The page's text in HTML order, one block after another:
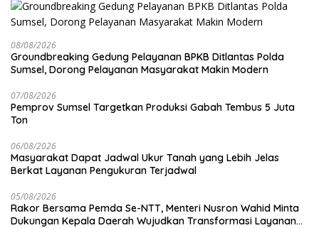
08/08/2026
Groundbreaking Gedung Pelayanan BPKB Ditlantas Polda
Sumsel, Dorong Pelayanan Masyarakat Makin Modern
07/08/2026
Pemprov Sumsel Targetkan Produksi Gabah Tembus 5 Juta
Ton
06/08/2026
Masyarakat Dapat Jadwal Ukur Tanah yang Lebih Jelas
Berkat Layanan Pengukuran Terjadwal
05/08/2026
Rakor Bersama Pemda Se-NTT, Menteri Nusron Wahid Minta
Dukungan Kepala Daerah Wujudkan Transformasi Layanan